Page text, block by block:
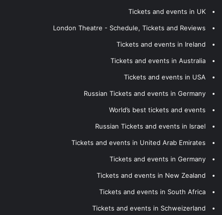
Tickets and events in UK
London Theatre - Schedule, Tickets and Reviews
Tickets and events in Ireland
Tickets and events in Australia
Tickets and events in USA
Russian Tickets and events in Germany
World’s best tickets and events
Russian Tickets and events in Israel
Tickets and events in United Arab Emirates
Tickets and events in Germany
Tickets and events in New Zealand
Tickets and events in South Africa
Tickets and events in Schweizerland